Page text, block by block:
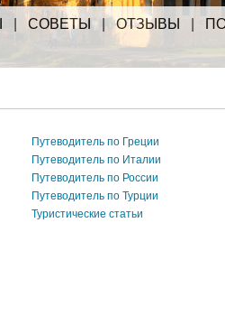
СОВЕТЫ |ОТЗЫВЫ
Путеводитель по Греции
Путеводитель по Италии
Путеводитель по России
Путеводитель по Турции
Туристические статьи